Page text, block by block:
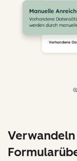
Verwandeln